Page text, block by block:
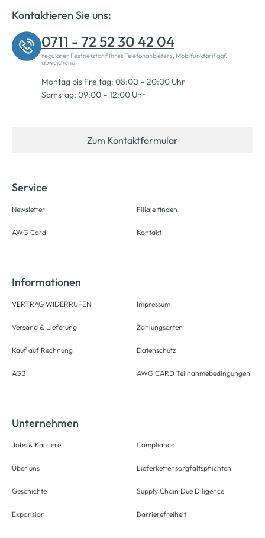
Kontaktieren Sie uns:
0711 - 72 52 30 42 04
regulärer Festnetztarif Ihres Telefonanbieters, Mobilfunktarif ggf.
abweichend.
Montag bis Freitag: 08:00 – 20:00 Uhr
Samstag: 09:00 – 12:00 Uhr
Zum Kontaktformular
Service
Newsletter
AWG Card
Filiale finden
Kontakt
Informationen
VERTRAG WIDERRUFEN
Versand & Lieferung
Kauf auf Rechnung
AGB
Impressum
Zahlungsarten
Datenschutz
AWG CARD Teilnahmebedingungen
Unternehmen
Jobs & Karriere
Über uns
Geschichte
Expansion
Compliance
Lieferkettensorgfaltspflichten
Supply Chain Due Diligence
Barrierefreiheit